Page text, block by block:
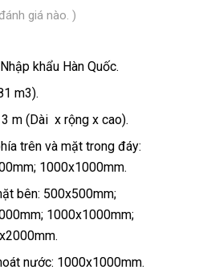
giá nào. )
khẩu Hàn Quốc.
m3).
m (Dài x rộng x cao).
trên và mặt trong đáy:
1000x1000mm.
bên: 500x500mm;
1000x1000mm;
nước: 1000x1000mm.